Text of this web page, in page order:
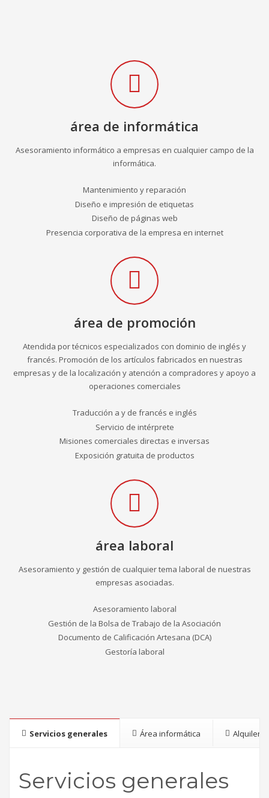
área de informática
Asesoramiento informático a empresas en cualquier campo de la
informática.
Mantenimiento y reparación
Diseño e impresión de etiquetas
Diseño de páginas web
Presencia corporativa de la empresa en internet
área de promoción
Atendida por técnicos especializados con dominio de inglés y
francés. Promoción de los artículos fabricados en nuestras
empresas y de la localización y atención a compradores y apoyo a
operaciones comerciales
Traducción a y de francés e inglés
Servicio de intérprete
Misiones comerciales directas e inversas
Exposición gratuita de productos
área laboral
Asesoramiento y gestión de cualquier tema laboral de nuestras
empresas asociadas.
Asesoramiento laboral
Gestión de la Bolsa de Trabajo de la Asociación
Documento de Calificación Artesana (DCA)
Gestoría laboral
Servicios generales Área informática Alquiler
Servicios generales